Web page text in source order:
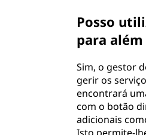
Posso
para
Sim, o gestor
gerir os
encontrará
com o botão
adicionais